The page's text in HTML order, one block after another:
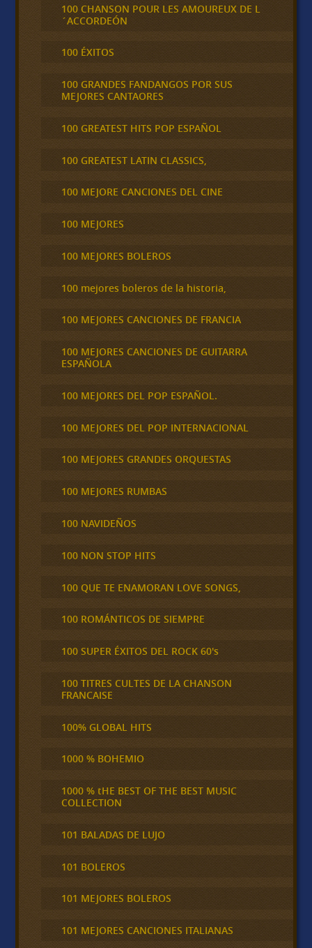
100 CHANSON POUR LES AMOUREUX DE L
´ACCORDEÓN
100 ÉXITOS
100 GRANDES FANDANGOS POR SUS
MEJORES CANTAORES
100 GREATEST HITS POP ESPAÑOL
100 GREATEST LATIN CLASSICS,
100 MEJORE CANCIONES DEL CINE
100 MEJORES
100 MEJORES BOLEROS
100 mejores boleros de la historia,
100 MEJORES CANCIONES DE FRANCIA
100 MEJORES CANCIONES DE GUITARRA
ESPAÑOLA
100 MEJORES DEL POP ESPAÑOL.
100 MEJORES DEL POP INTERNACIONAL
100 MEJORES GRANDES ORQUESTAS
100 MEJORES RUMBAS
100 NAVIDEÑOS
100 NON STOP HITS
100 QUE TE ENAMORAN LOVE SONGS,
100 ROMÁNTICOS DE SIEMPRE
100 SUPER ÉXITOS DEL ROCK 60's
100 TITRES CULTES DE LA CHANSON
FRANCAISE
100% GLOBAL HITS
1000 % BOHEMIO
1000 % tHE BEST OF THE BEST MUSIC
COLLECTION
101 BALADAS DE LUJO
101 BOLEROS
101 MEJORES BOLEROS
101 MEJORES CANCIONES ITALIANAS